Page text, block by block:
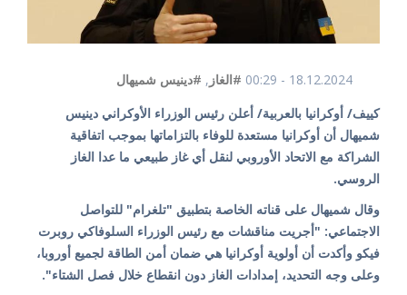
18.12.2024 - 00:29 #الغاز , #دينيس شميهال
كييف/ أوكرانيا بالعربية/ أعلن رئيس الوزراء الأوكراني دينيس
شميهال أن أوكرانيا مستعدة للوفاء بالتزاماتها بموجب اتفاقية
الشراكة مع الاتحاد الأوروبي لنقل أي غاز طبيعي ما عدا الغاز
الروسي.
وقال شميهال على قناته الخاصة بتطبيق "تلغرام" للتواصل
الاجتماعي: "أجريت مناقشات مع رئيس الوزراء السلوفاكي روبرت
فيكو وأكدت أن أولوية أوكرانيا هي ضمان أمن الطاقة لجميع أوروبا،
وعلى وجه التحديد، إمدادات الغاز دون انقطاع خلال فصل الشتاء".